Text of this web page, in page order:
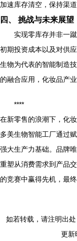
加速库存清空，保持渠
四、 挑战与未来展望
实现零库存并非一
初期投资成本以及对供
生物为代表的智能制造
的融合应用，化妆品产
****
在新零售的浪潮下，化
多美生物智能工厂通过
强大生产力基础。品牌
重塑从消费需求到产品
的竞赛中赢得先机，最
如若转载，请注明出
更新